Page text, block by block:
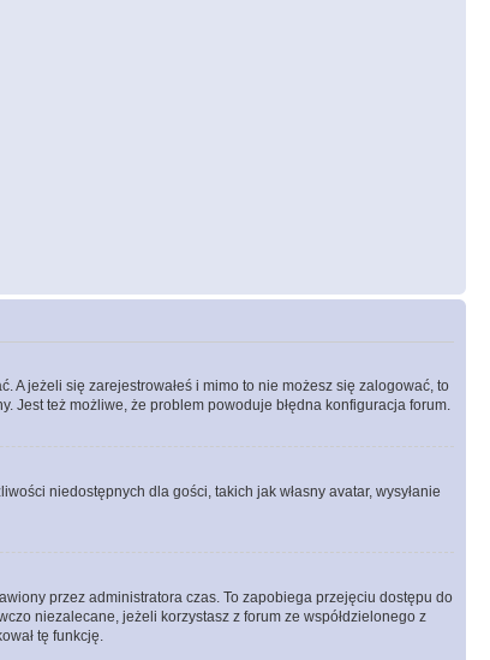
A jeżeli się zarejestrowałeś i mimo to nie możesz się zalogować, to
Jest też możliwe, że problem powoduje błędna konfiguracja forum.
niedostępnych dla gości, takich jak własny avatar, wysyłanie
przez administratora czas. To zapobiega przejęciu dostępu do
niezalecane, jeżeli korzystasz z forum ze współdzielonego z
tę funkcję.